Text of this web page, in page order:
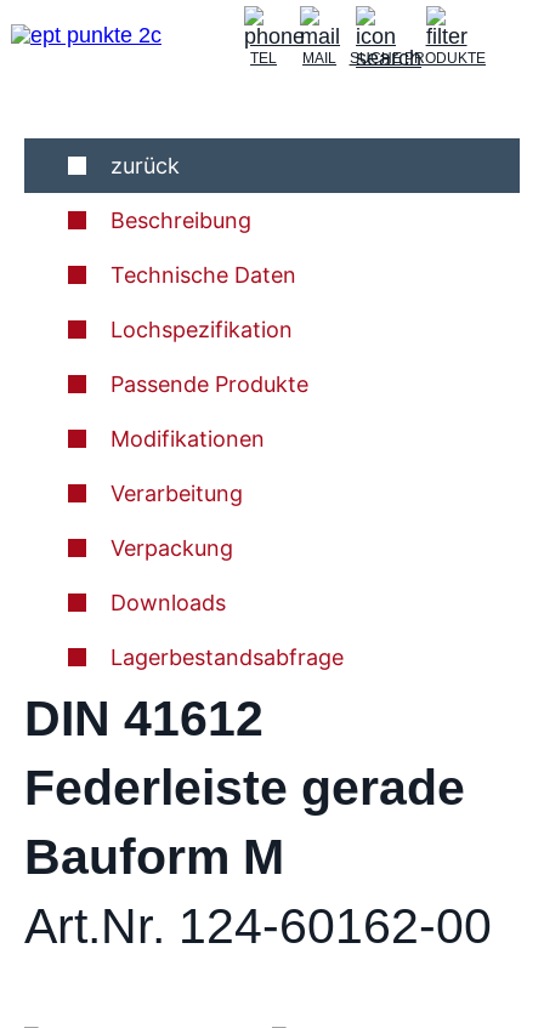
TEL MAIL SUCHEPRODUKTE
zurück
Beschreibung
Technische Daten
Lochspezifikation
Passende Produkte
Modifikationen
Verarbeitung
Verpackung
Downloads
Lagerbestandsabfrage
DIN 41612
Federleiste gerade
Bauform M
Art.Nr. 124-60162-00